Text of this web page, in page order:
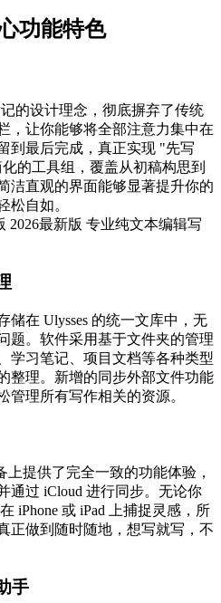
功能特色
的设计理念，彻底摒弃了传统
，让你能够将全部注意力集中在
到最后完成，真正实现 "先写
的工具组，覆盖从初稿构思到
洁直观的界面能够显著提升你的
松自如。
储在 Ulysses 的统一文库中，无
题。软件采用基于文件夹的管理
学习笔记、项目文档等各种类型
整理。新增的同步外部文件功能
管理所有写作相关的资源。
上提供了完全一致的功能体验，
通过 iCloud 进行同步。无论你
iPhone 或 iPad 上捕捉灵感，所
正做到随时随地，想写就写，不
手